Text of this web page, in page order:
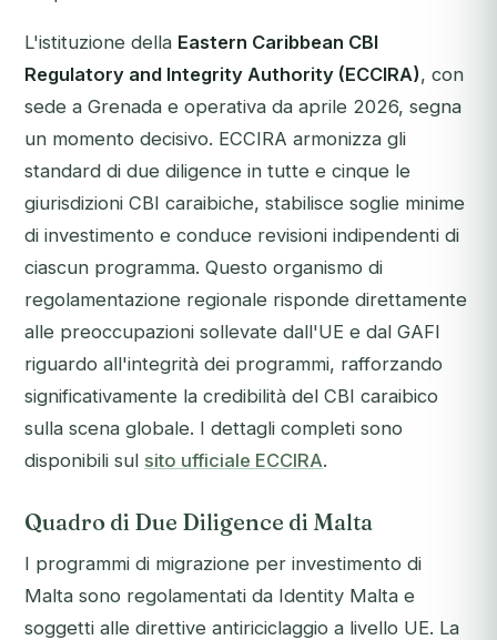
L'istituzione della Eastern Caribbean CBI
Regulatory and Integrity Authority (ECCIRA), con
sede a Grenada e operativa da aprile 2026, segna
un momento decisivo. ECCIRA armonizza gli
standard di due diligence in tutte e cinque le
giurisdizioni CBI caraibiche, stabilisce soglie minime
di investimento e conduce revisioni indipendenti di
ciascun programma. Questo organismo di
regolamentazione regionale risponde direttamente
alle preoccupazioni sollevate dall'UE e dal GAFI
riguardo all'integrità dei programmi, rafforzando
significativamente la credibilità del CBI caraibico
sulla scena globale. I dettagli completi sono
disponibili sul sito ufficiale ECCIRA.
Quadro di Due Diligence di Malta
I programmi di migrazione per investimento di
Malta sono regolamentati da Identity Malta e
soggetti alle direttive antiriciclaggio a livello UE. La